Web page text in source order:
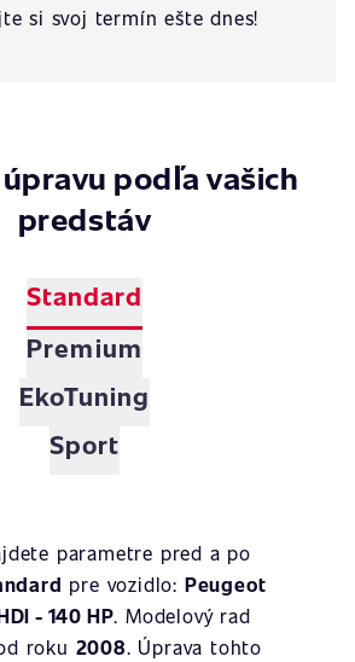
si svoj termín ešte dnes!
podľa vašich
predstáv
Standard
Premium
EkoTuning
Sport
parametre pred a po
pre vozidlo: Peugeot
- 140 HP. Modelový rad
roku 2008. Úprava tohto